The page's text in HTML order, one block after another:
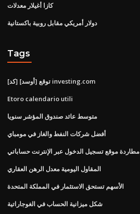
كازا أغيلار معدلات
دولار أمريكي مقابل روبية باكستانية
Tags
توقع [أوسد] [كد] investing.com
Etoro calendario utili
متوسط ​​عائد صندوق المؤشر سنويا
أفضل شركات النفط والغاز في مومباي
مطاردة موقع تسجيل الدخول عبر الإنترنت حساباتي
المقاول اليومية معدل الرهن العقاري
الأسهم تستحق الاستثمار في المملكة المتحدة
شكل ميزانية الحساب في الغوجاراتية